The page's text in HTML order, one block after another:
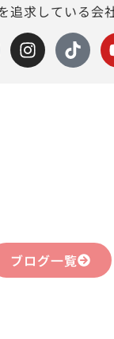
追求している会社
ブログ一覧